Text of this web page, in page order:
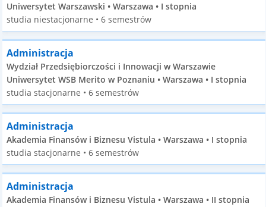
Uniwersytet Warszawski • Warszawa • I stopnia
studia niestacjonarne • 6 semestrów
Administracja
Wydział Przedsiębiorczości i Innowacji w Warszawie
Uniwersytet WSB Merito w Poznaniu • Warszawa • I stopnia
studia stacjonarne • 6 semestrów
Administracja
Akademia Finansów i Biznesu Vistula • Warszawa • I stopnia
studia stacjonarne • 6 semestrów
Administracja
Akademia Finansów i Biznesu Vistula • Warszawa • II stopnia